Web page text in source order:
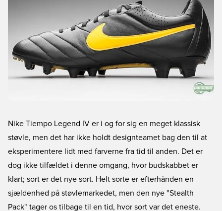
Nike Tiempo Legend IV er i og for sig en meget klassisk
støvle, men det har ikke holdt designteamet bag den til at
eksperimentere lidt med farverne fra tid til anden. Det er
dog ikke tilfældet i denne omgang, hvor budskabbet er
klart; sort er det nye sort. Helt sorte er efterhånden en
sjældenhed på støvlemarkedet, men den nye "Stealth
Pack" tager os tilbage til en tid, hvor sort var det eneste.